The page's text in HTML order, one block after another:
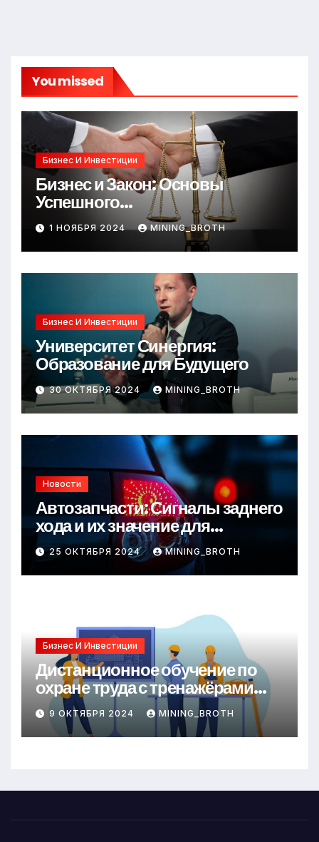
You missed
Бизнес И Инвестиции
Бизнес и Закон: Основы
Успешного
Предпринимательства
1 НОЯБРЯ 2024 MINING_BROTH
Бизнес И Инвестиции
Университет Синергия:
Образование для Будущего
30 ОКТЯБРЯ 2024 MINING_BROTH
Новости
Автозапчасти: Сигналы заднего
хода и их значение для
безопасности на дороге
25 ОКТЯБРЯ 2024 MINING_BROTH
Бизнес И Инвестиции
Дистанционное обучение по
охране труда с тренажёрами
онлайн
9 ОКТЯБРЯ 2024 MINING_BROTH